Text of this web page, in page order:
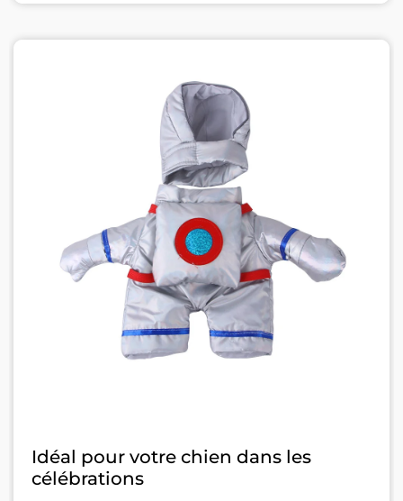
Idéal pour votre chien dans les
célébrations